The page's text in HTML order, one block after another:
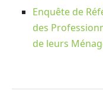
Enquête de
des
de leurs